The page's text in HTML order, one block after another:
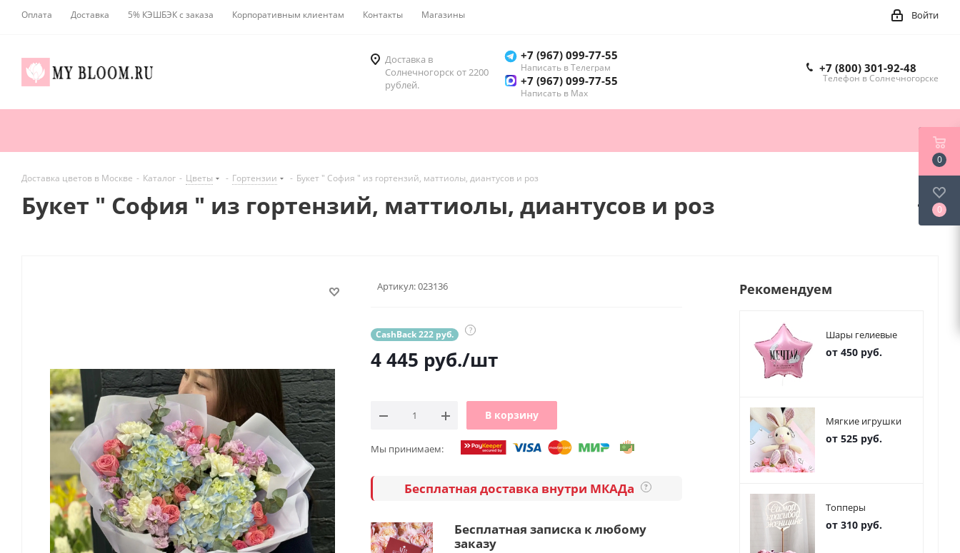
Оплата Доставка 5% КЭШБЭК с заказа Корпоративным клиентам Контакты Магазины Войти
Доставка в
Солнечногорск от 2200
рублей.
+7 (967) 099-77-55
Написать в Телеграм
+7 (967) 099-77-55
Написать в Мах
+7 (800) 301-92-48
Телефон в Солнечногорске
Доставка цветов в Москве - Каталог - Цветы - Гортензии - Букет " София " из гортензий, маттиолы, диантусов и роз
Букет " София " из гортензий, маттиолы, диантусов и роз
Артикул:023136
CashBack 222 руб. ?
4 445 руб./шт
В корзину
Мы принимаем:
Бесплатная доставка внутри МКАДа ?
Бесплатная записка к любому
заказу
Рекомендуем
Шары гелиевые
от 450 руб.
Мягкие игрушки
от 525 руб.
Топперы
от 310 руб.
0
0